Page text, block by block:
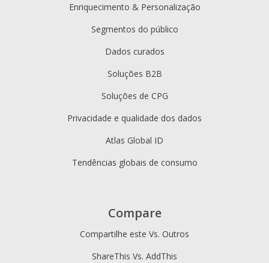
Enriquecimento & Personalização
Segmentos do público
Dados curados
Soluções B2B
Soluções de CPG
Privacidade e qualidade dos dados
Atlas Global ID
Tendências globais de consumo
Compare
Compartilhe este Vs. Outros
ShareThis Vs. AddThis